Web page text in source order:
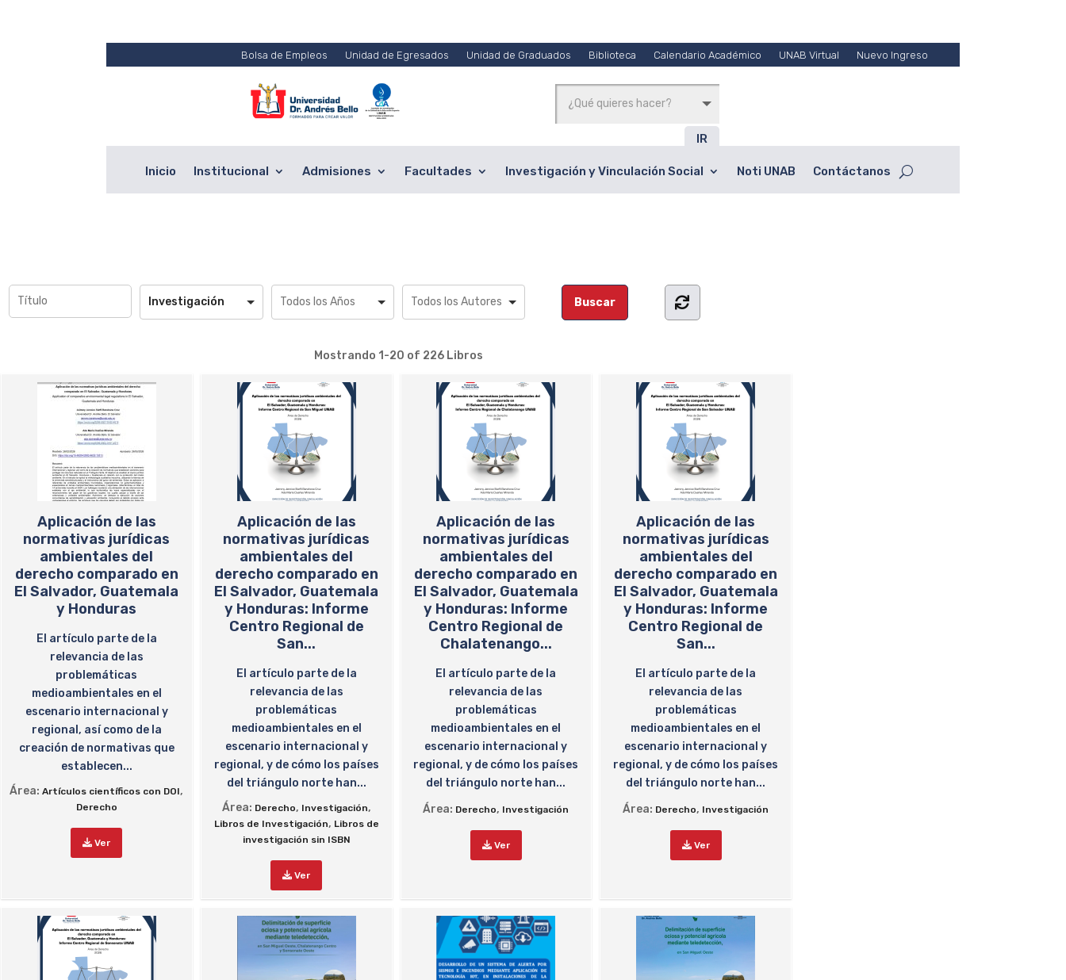
Bolsa de Empleos Unidad de Egresados Unidad de Graduados Biblioteca Calendario Académico UNAB Virtual Nuevo Ingreso
IR
Inicio Institucional Admisiones Facultades Investigación y Vinculación Social Noti UNAB Contáctanos
Investigación
Mostrando 1-20 of 226Libros
Aplicación de las
normativas jurídicas
ambientales del
derecho comparado en
El Salvador, Guatemala
y Honduras
El artículo parte de la
relevancia de las
problemáticas
medioambientales en el
escenario internacional y
regional, así como de la
creación de normativas que
establecen...
Área:Artículos científicos con DOI,
Derecho
Ver
Aplicación de las
normativas jurídicas
ambientales del
derecho comparado en
El Salvador, Guatemala
y Honduras: Informe
Centro Regional de
San...
El artículo parte de la
relevancia de las
problemáticas
medioambientales en el
escenario internacional y
regional, y de cómo los países
del triángulo norte han...
Área: Derecho, Investigación,
Libros de Investigación, Libros de
investigación sin ISBN
Ver
Aplicación de las
normativas jurídicas
ambientales del
derecho comparado en
El Salvador, Guatemala
y Honduras: Informe
Centro Regional de
Chalatenango...
El artículo parte de la
relevancia de las
problemáticas
medioambientales en el
escenario internacional y
regional, y de cómo los países
del triángulo norte han...
Área: Derecho, Investigación
Ver
Aplicación de las
normativas jurídicas
ambientales del
derecho comparado en
El Salvador, Guatemala
y Honduras: Informe
Centro Regional de
San...
El artículo parte de la
relevancia de las
problemáticas
medioambientales en el
escenario internacional y
regional, y de cómo los países
del triángulo norte han...
Área: Derecho, Investigación
Ver